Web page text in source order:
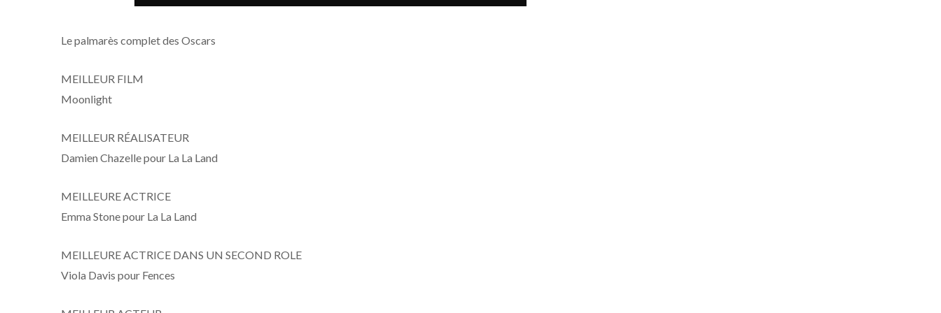
Le palmarès complet des Oscars
MEILLEUR FILM
Moonlight
MEILLEUR RÉALISATEUR
Damien Chazelle pour La La Land
MEILLEURE ACTRICE
Emma Stone pour La La Land
MEILLEURE ACTRICE DANS UN SECOND ROLE
Viola Davis pour Fences